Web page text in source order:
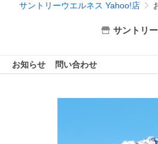
サントリーウエルネス Yahoo!店
サントリ
お知らせ 問い合わせ